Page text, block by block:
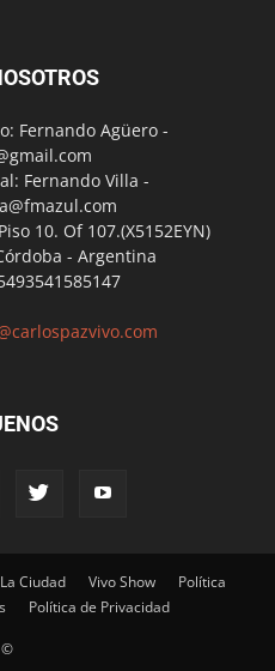
Fernando Agüero -
Fernando Villa -
10. Of 107.(X5152EYN)
- Argentina
La Ciudad Vivo Show
Política
Política de Privacidad
©